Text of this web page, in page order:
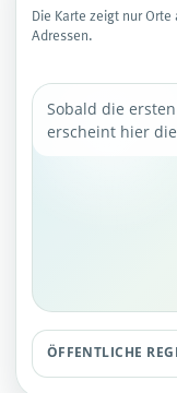
Die Karte zeigt nur
Adressen.
Sobald die
erscheint hier
ÖFFENTLICHE